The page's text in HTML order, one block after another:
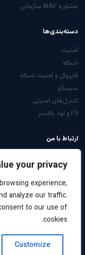
your privacy
experience,
analyze our traffic.
to our use of
cookies.
Customize
مشاوره WAF سازمانی
دسته‌بندی‌ها
امنیت
شبکه
فایروال و امنیت شبکه
سیسکو
کنترل‌های امنیتی
F5 و لود بالانسر
ارتباط با من
LinkedIn: arabiyan
درخواست مشاوره
کلیه حقوق این سایت برای